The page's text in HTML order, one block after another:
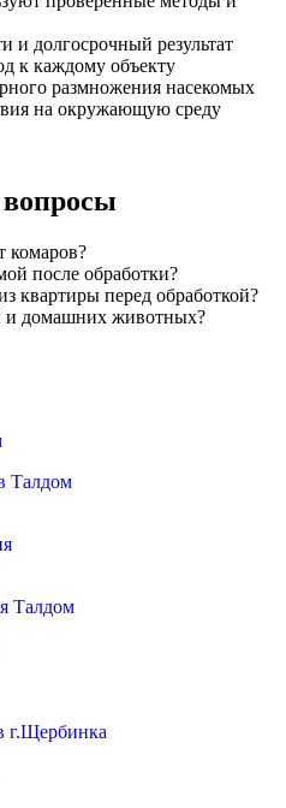
и долгосрочный результат
к каждому объекту
размножения насекомых
на окружающую среду
комаров?
после обработки?
квартиры перед обработкой?
и домашних животных?
Талдом
Талдом
г.Щербинка